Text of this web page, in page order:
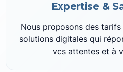
Expertise &
Nous proposons des
solutions digitales qui
vos attentes et à